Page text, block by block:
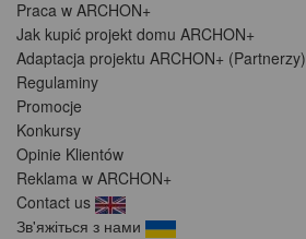
Praca w ARCHON+
Jak kupić projekt domu ARCHON+
Adaptacja projektu ARCHON+ (Partnerzy)
Regulaminy
Promocje
Konkursy
Opinie Klientów
Reklama w ARCHON+
Contact us
Зв'яжіться з нами